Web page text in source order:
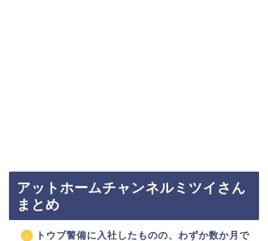
アットホームチャンネルミツイさん
まとめ
トウブ警備に入社したものの、わずか数か月で